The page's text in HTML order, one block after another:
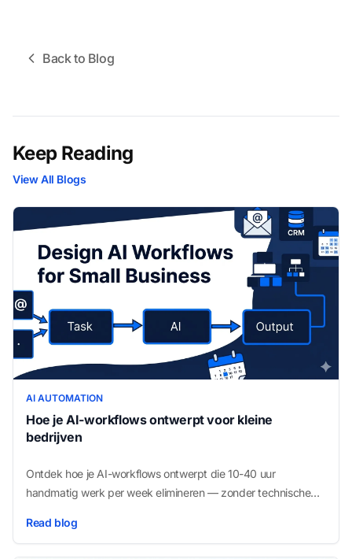
Back to Blog
Keep Reading
View All Blogs
AI AUTOMATION
Hoe je AI-workflows ontwerpt voor kleine
bedrijven
Ontdek hoe je AI-workflows ontwerpt die 10-40 uur
handmatig werk per week elimineren — zonder technische
Read blog